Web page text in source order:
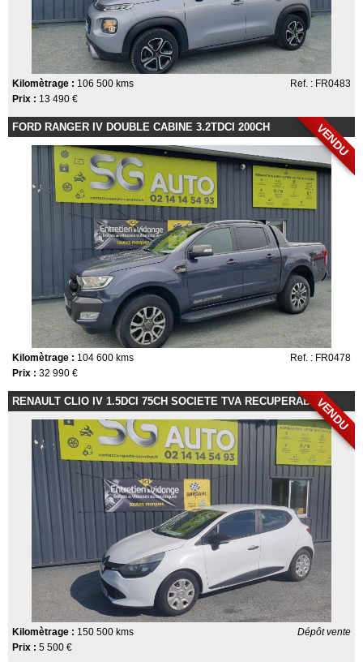
Ref. : FR0483
Kilomètrage : 106 500 kms
Prix : 13 490 €
VENDU
FORD RANGER IV DOUBLE CABINE 3.2TDCI 200CH
Ref. : FR0478
Kilomètrage : 104 600 kms
Prix : 32 990 €
VENDU
RENAULT CLIO IV 1.5DCI 75CH SOCIETE TVA RECUPERABLE
Dépôt vente
Kilomètrage : 150 500 kms
Prix : 5 500 €